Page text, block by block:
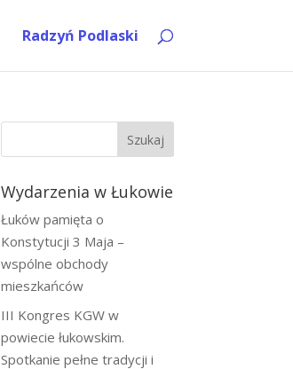
Radzyń Podlaski
Szukaj
Wydarzenia w Łukowie
Łuków pamięta o
Konstytucji 3 Maja –
wspólne obchody
mieszkańców
III Kongres KGW w
powiecie łukowskim.
Spotkanie pełne tradycji i